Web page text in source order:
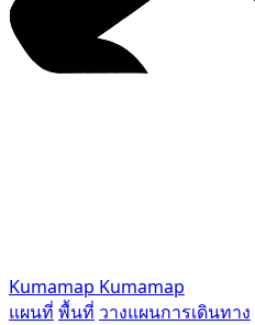
Kumamap Kumamap
แผนที่ พื้นที่ วางแผนการเดินทาง